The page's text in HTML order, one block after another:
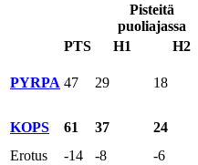
Pisteitä
puoliajassa
PTS
H1 H2
PYRPA 47 29 18
KOPS 61 37 24
Erotus
-14 -8 -6